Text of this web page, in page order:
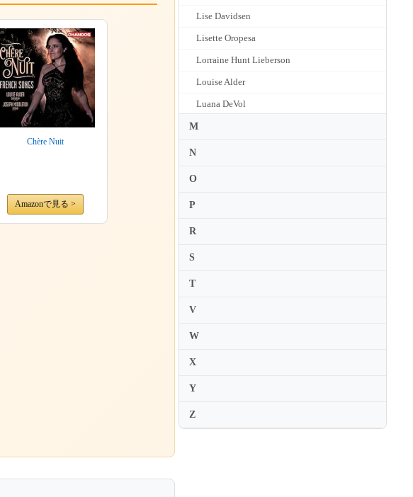
Chère Nuit
Amazonで見る >
Lise Davidsen
Lisette Oropesa
Lorraine Hunt Lieberson
Louise Alder
Luana DeVol
Luca Pisaroni
M
N
O
P
R
S
T
V
W
X
Y
Z